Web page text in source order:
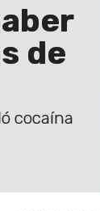
de
cocaína